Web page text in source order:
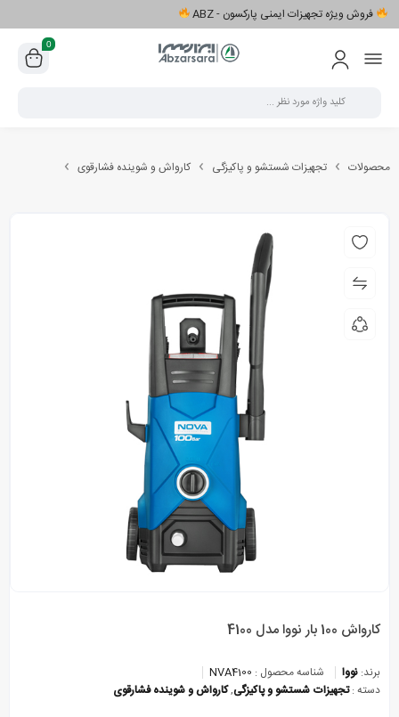
فروش ویژه تجهیزات ایمنی پارکسون - ABZ
0
محصولات تجهیزات شستشو و پاکیزگی کارواش و شوینده فشارقوی
کارواش 100 بار نووا مدل 4100
برند: نووا شناسه محصول : NVA4100
دسته :تجهیزات شستشو و پاکیزگی,کارواش و شوینده فشارقوی